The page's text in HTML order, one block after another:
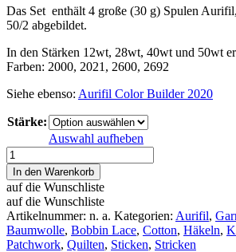
Das Set enthält 4 große (30 g) Spulen
50/2 abgebildet.
In den Stärken 12wt, 28wt, 40wt und 50wt
Farben: 2000, 2021, 2600, 2692
Siehe ebenso: Aurifil Color Builder 2020
Stärke:
Auswahl aufheben
Necessities
by
Aurifil
Menge
In den Warenkorb
auf die Wunschliste
auf die Wunschliste
Artikelnummer: n. a. Kategorien: Aurifil,
Baumwolle, Bobbin Lace, Cotton, Häkeln,
Patchwork, Quilten, Sticken, Stricken